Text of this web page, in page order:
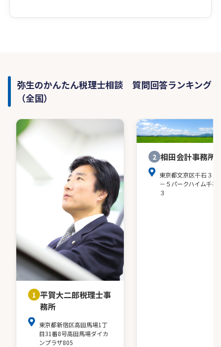
弥生のかんたん税理士相談 質問回答ランキング
（全国）
1 平賀大二郎税理士事
務所
東京都新宿区高田馬場1丁
目31番8号高田馬場ダイカ
ンプラザ805
2 相田会計事務所
東京都文京区千石３－
－５パークハイム千石
３